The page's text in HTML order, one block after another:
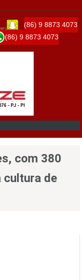
(86) 9 8873 4073
(86) 9 8873 4073
com 380
cultura de